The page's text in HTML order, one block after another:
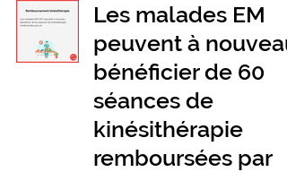
Les malades EM
peuvent à nouveau
bénéficier de 60
séances de
kinésithérapie
remboursées par